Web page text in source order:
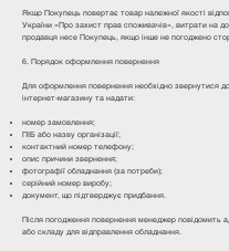
Якщо Покупець повертає товар належної якості
України «Про захист прав споживачів», витрати на
продавця несе Покупець, якщо інше не погоджено
6. Порядок оформлення повернення
Для оформлення повернення необхідно звернутися
інтернет-магазину та надати:
номер замовлення;
ПІБ або назву організації;
контактний номер телефону;
опис причини звернення;
фотографії обладнання (за потреби);
серійний номер виробу;
документ, що підтверджує придбання.
Після погодження повернення менеджер повідомить
або складу для відправлення обладнання.